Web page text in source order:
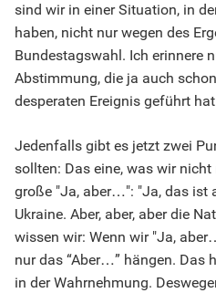
sind wir in einer Situation, in
haben, nicht nur wegen des
Bundestagswahl. Ich erinnere
Abstimmung, die ja auch
desperaten Ereignis geführt
Jedenfalls gibt es jetzt zwei
sollten: Das eine, was wir
große "Ja, aber…": "Ja, das ist
Ukraine. Aber, aber, aber die
wissen wir: Wenn wir "Ja,
nur das “Aber…” hängen. Das
in der Wahrnehmung.